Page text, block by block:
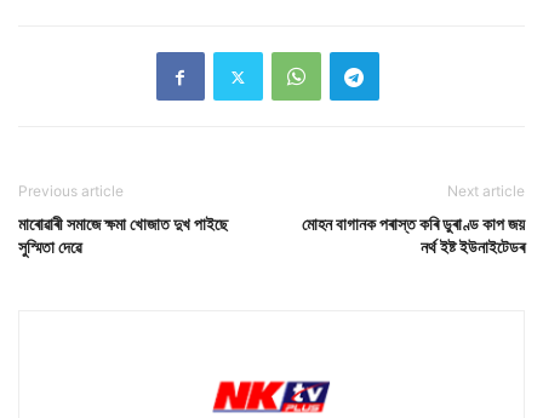
Previous article
মাৰোৱাৰী সমাজে ক্ষমা খোজাত দুখ পাইছে
সুস্মিতা দেৱে
Next article
মোহন বাগানক পৰাস্ত কৰি ডুৰাণ্ড কাপ জয়
নৰ্থ ইষ্ট ইউনাইটেডৰ